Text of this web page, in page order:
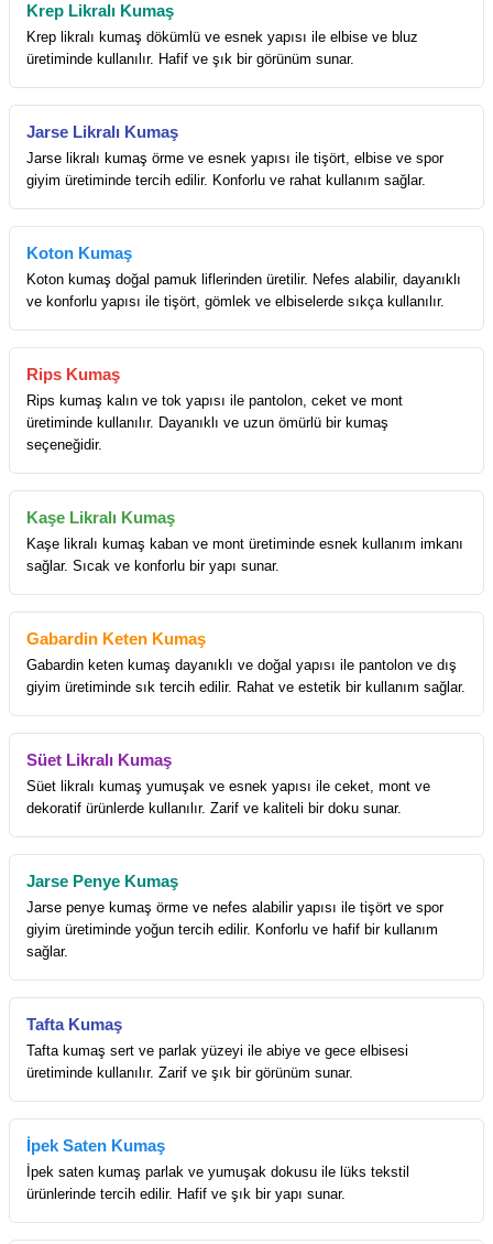
Krep Likralı Kumaş
Krep likralı kumaş dökümlü ve esnek yapısı ile elbise ve bluz
üretiminde kullanılır. Hafif ve şık bir görünüm sunar.
Jarse Likralı Kumaş
Jarse likralı kumaş örme ve esnek yapısı ile tişört, elbise ve spor
giyim üretiminde tercih edilir. Konforlu ve rahat kullanım sağlar.
Koton Kumaş
Koton kumaş doğal pamuk liflerinden üretilir. Nefes alabilir, dayanıklı
ve konforlu yapısı ile tişört, gömlek ve elbiselerde sıkça kullanılır.
Rips Kumaş
Rips kumaş kalın ve tok yapısı ile pantolon, ceket ve mont
üretiminde kullanılır. Dayanıklı ve uzun ömürlü bir kumaş
seçeneğidir.
Kaşe Likralı Kumaş
Kaşe likralı kumaş kaban ve mont üretiminde esnek kullanım imkanı
sağlar. Sıcak ve konforlu bir yapı sunar.
Gabardin Keten Kumaş
Gabardin keten kumaş dayanıklı ve doğal yapısı ile pantolon ve dış
giyim üretiminde sık tercih edilir. Rahat ve estetik bir kullanım sağlar.
Süet Likralı Kumaş
Süet likralı kumaş yumuşak ve esnek yapısı ile ceket, mont ve
dekoratif ürünlerde kullanılır. Zarif ve kaliteli bir doku sunar.
Jarse Penye Kumaş
Jarse penye kumaş örme ve nefes alabilir yapısı ile tişört ve spor
giyim üretiminde yoğun tercih edilir. Konforlu ve hafif bir kullanım
sağlar.
Tafta Kumaş
Tafta kumaş sert ve parlak yüzeyi ile abiye ve gece elbisesi
üretiminde kullanılır. Zarif ve şık bir görünüm sunar.
İpek Saten Kumaş
İpek saten kumaş parlak ve yumuşak dokusu ile lüks tekstil
ürünlerinde tercih edilir. Hafif ve şık bir yapı sunar.